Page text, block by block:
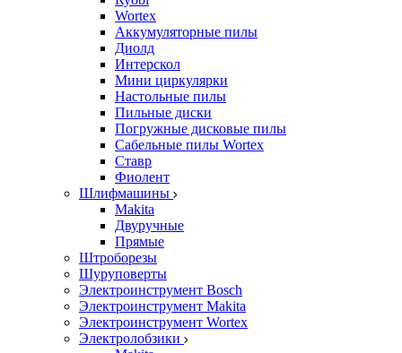
Wortex
Аккумуляторные пилы
Диолд
Интерскол
Мини циркулярки
Настольные пилы
Пильные диски
Погружные дисковые пилы
Сабельные пилы Wortex
Ставр
Фиолент
Шлифмашины
Makita
Двуручные
Прямые
Штроборезы
Шуруповерты
Электроинструмент Bosch
Электроинструмент Makita
Электроинструмент Wortex
Электролобзики